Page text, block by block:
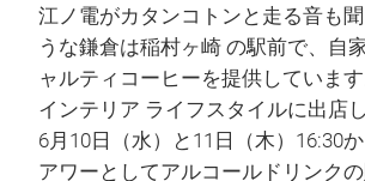
江ノ電がカタンコトンと走る音も
うな鎌倉は稲村ヶ崎 の駅前で、自
ャルティコーヒーを提供していま
インテリア ライフスタイルに出店し
6月10日（水）と11日（木）16:30
アワーとしてアルコールドリンク